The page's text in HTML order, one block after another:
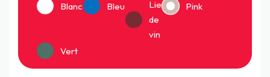
Blanc Bleu
Lie
de
vin
Pink
Vert